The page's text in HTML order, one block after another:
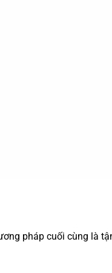
pháp cuối cùng là